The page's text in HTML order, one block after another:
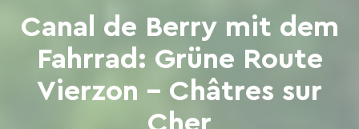
Canal de Berry mit dem
Fahrrad: Grüne Route
Vierzon – Châtres sur